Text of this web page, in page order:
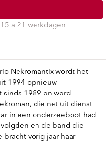
15 a 21 werkdagen
Nekromantix wordt het
1994 opnieuw
sinds 1989 en werd
die net uit dienst
in een onderzeeboot had
en de band die
vorig jaar haar